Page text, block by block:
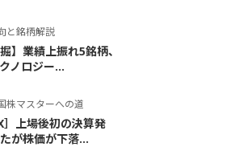
と銘柄解説
】業績上振れ5銘柄、
ノロジー...
株マスターへの道
］上場後初の決算発
が株価が下落...